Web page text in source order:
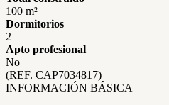
100 m²
Dormitorios
2
Apto profesional
No
(REF. CAP7034817)
INFORMACIÓN BÁSICA